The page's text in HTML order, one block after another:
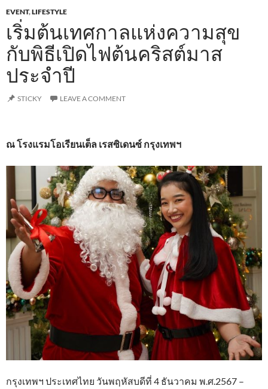
EVENT,LIFESTYLE
เริ่มต้นเทศกาลแห่งความสุข
กับพิธีเปิดไฟต้นคริสต์มาส
ประจำปี
STICKY LEAVE A COMMENT
ณ โรงแรมโอเรียนเต็ล เรสซิเดนซ์ กรุงเทพฯ
กรุงเทพฯ ประเทศไทย วันพฤหัสบดีที่ 4 ธันวาคม พ.ศ.2567 –